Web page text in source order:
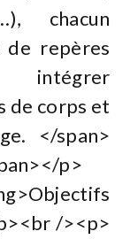
chacun
repères
intégrer
de corps et
</span>
p>
/><p>